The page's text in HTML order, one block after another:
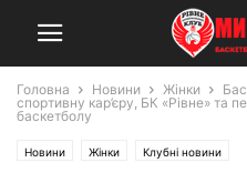
Головна Новини Жінки
спортивну кар’єру, БК «Рівне» та
баскетболу
Новини Жінки Клубні новини